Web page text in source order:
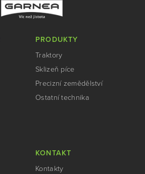
PRODUKTY
Traktory
Sklizeň píce
Precizní zemědělství
Ostatní technika
KONTAKT
Kontakty